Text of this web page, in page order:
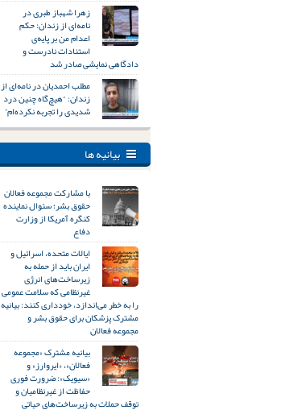
زهرا شهباز طبری در
نامه‌ای از زندان: حکم
اعدام من بر پایه‌ی
استنادات نادرست و
دادگاهی نمایشی صادر شد
مطلب احمدیان در نامه‌ای از
زندان: “هیچ‌گاه چنین درد
شدیدی را تجربه نکرده‌ام”
بیانیه ها
با مشارکت مجموعه فعالان
حقوق بشر؛ سئوال نماینده
کنگره آمریکا از وزارت
دفاع
ایالات متحده، اسرائیل و
ایران باید از حمله به
زیرساخت‌های انرژی
غیرنظامی که سلامت عمومی
را به خطر می‌اندازد، خودداری کنند: بیانیه
مشترک پزشکان برای حقوق بشر و
مجموعه فعالان
بیانیه مشترک «مجموعه
فعالان»، «ایروارز» و
«سیویک»: ضرورت فوری
حفاظت از غیرنظامیان و
توقف حملات به زیرساخت‌های حیاتی